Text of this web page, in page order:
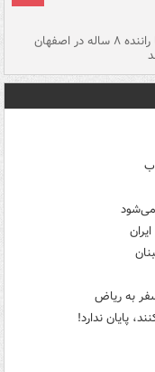
کامیون با راننده ۸ ساله در اصفهان
به ریاض
پایان ندارد!